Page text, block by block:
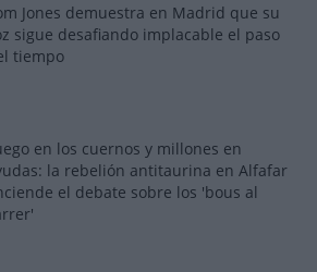
Jones demuestra en Madrid que su
sigue desafiando implacable el paso
tiempo
en los cuernos y millones en
la rebelión antitaurina en Alfafar
el debate sobre los 'bous al